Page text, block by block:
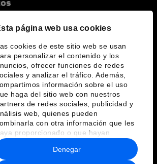
página web usa cookies
cookies de este sitio web se usan
personalizar el contenido y los
ofrecer funciones de redes
y analizar el tráfico. Además,
información sobre el uso
haga del sitio web con nuestros
de redes sociales, publicidad y
web, quienes pueden
con otra información que les
proporcionado o que hayan
a partir del uso que haya
de sus servicios.
Denegar
el Foro
idiomas
privacidad y normas de uso